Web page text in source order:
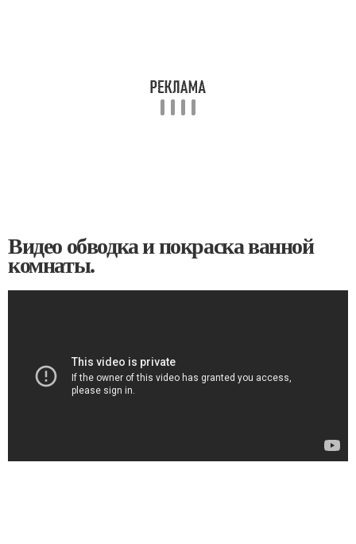
Видео обводка и покраска ванной
комнаты.